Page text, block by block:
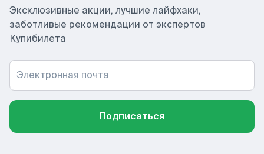
Эксклюзивные акции, лучшие лайфхаки,
заботливые рекомендации от экспертов
Купибилета
Электронная почта
Подписаться